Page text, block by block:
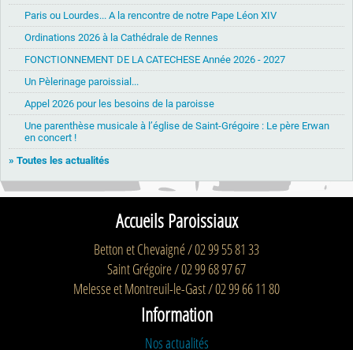
Paris ou Lourdes... A la rencontre de notre Pape Léon XIV
Ordinations 2026 à la Cathédrale de Rennes
FONCTIONNEMENT DE LA CATECHESE Année 2026 - 2027
Un Pèlerinage paroissial...
Appel 2026 pour les besoins de la paroisse
Une parenthèse musicale à l’église de Saint-Grégoire : Le père Erwan
en concert !
» Toutes les actualités
Accueils Paroissiaux
Betton et Chevaigné / 02 99 55 81 33
Saint Grégoire / 02 99 68 97 67
Melesse et Montreuil-le-Gast / 02 99 66 11 80
Information
Nos actualités